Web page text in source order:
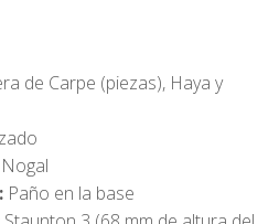
de Carpe (piezas), Haya y
Paño en la base